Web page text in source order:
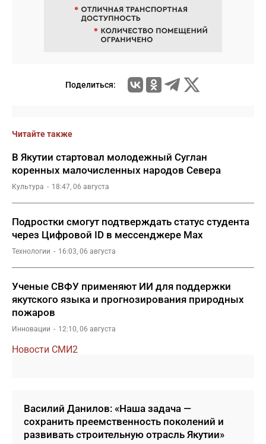
Поделиться:
Читайте также
В Якутии стартовал молодежный Суглан
коренных малочисленных народов Севера
Культура 18:47, 06 августа
Подростки смогут подтверждать статус студента
через Цифровой ID в мессенджере Мах
Технологии 16:03, 06 августа
Ученые СВФУ применяют ИИ для поддержки
якутского языка и прогнозирования природных
пожаров
Инновации 12:10, 06 августа
Новости СМИ2
Василий Данилов: «Наша задача —
сохранить преемственность поколений и
развивать строительную отрасль Якутии»